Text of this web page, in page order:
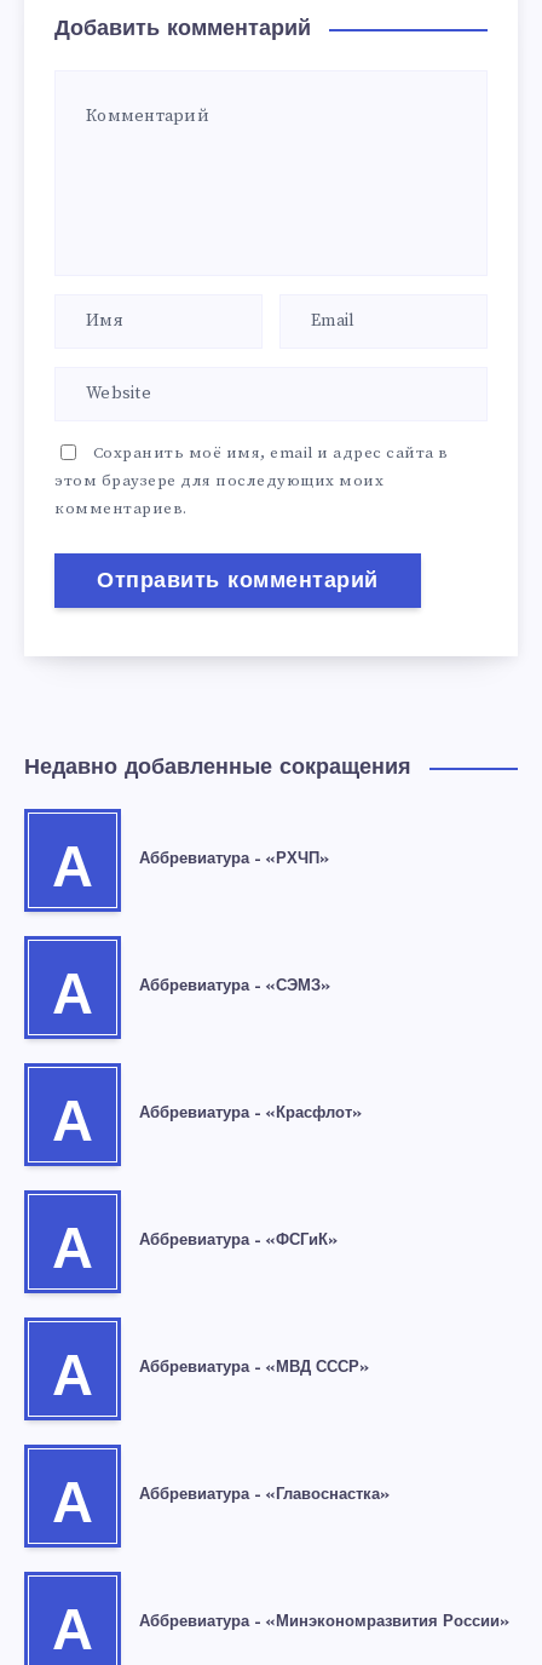
Добавить комментарий
Сохранить моё имя, email и адрес сайта в
этом браузере для последующих моих
комментариев.
Недавно добавленные сокращения
А Аббревиатура – «РХЧП»
А Аббревиатура – «СЭМЗ»
А Аббревиатура – «Красфлот»
А Аббревиатура – «ФСГиК»
А Аббревиатура – «МВД СССР»
А Аббревиатура – «Главоснастка»
А Аббревиатура – «Минэкономразвития России»